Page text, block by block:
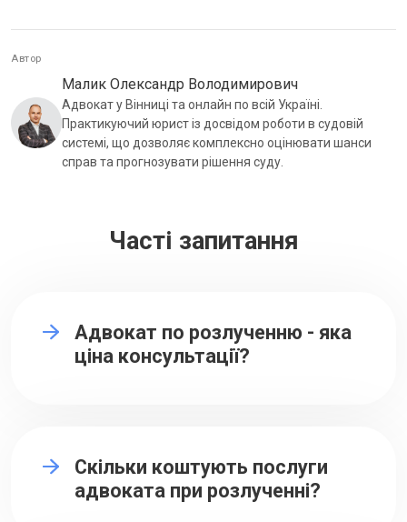
Автор
Малик Олександр Володимирович
Адвокат у Вінниці та онлайн по всій Україні.
Практикуючий юрист із досвідом роботи в судовій
системі, що дозволяє комплексно оцінювати шанси
справ та прогнозувати рішення суду.
Часті запитання
Адвокат по розлученню - яка
ціна консультації?
Скільки коштують послуги
адвоката при розлученні?